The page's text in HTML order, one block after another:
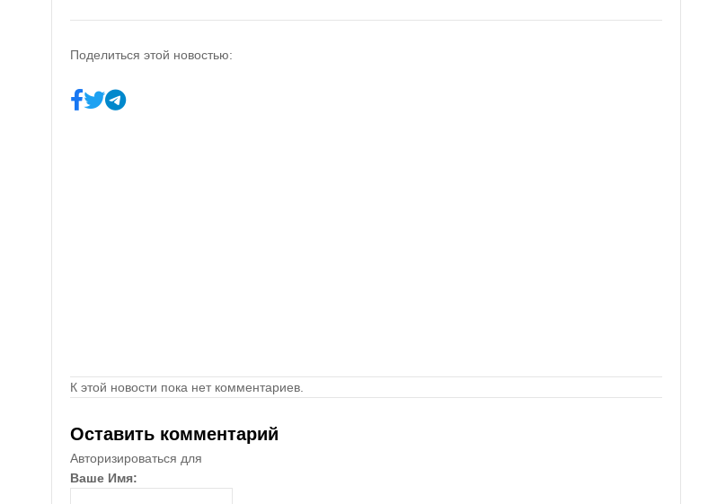
Поделиться этой новостью:
К этой новости пока нет комментариев.
Оставить комментарий
Авторизироваться для
Ваше Имя: